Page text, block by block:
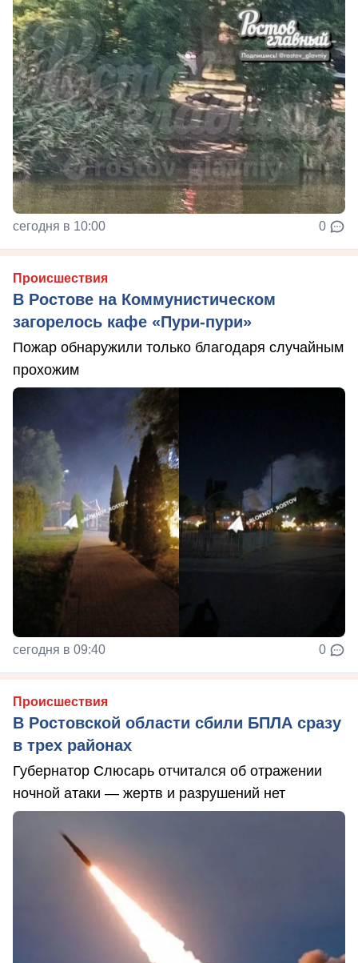
сегодня в 10:00 0
Происшествия
В Ростове на Коммунистическом
загорелось кафе «Пури-пури»
Пожар обнаружили только благодаря случайным
прохожим
сегодня в 09:40 0
Происшествия
В Ростовской области сбили БПЛА сразу
в трех районах
Губернатор Слюсарь отчитался об отражении
ночной атаки — жертв и разрушений нет